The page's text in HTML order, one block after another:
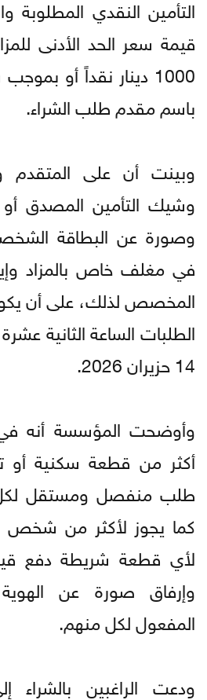
قيمة سعر الحد الأدنى
1000 دينار نقداً أو
باسم مقدم طلب الشراء.
وبينت أن على
وشيك التأمين المصدق
وصورة عن البطاقة
في مغلف خاص بالمزاد
المخصص لذلك، على أن
الطلبات الساعة الثانية
14 حزيران 2026.
وأوضحت المؤسسة أنه في
أكثر من قطعة سكنية أو
طلب منفصل ومستقل
كما يجوز لأكثر من شخص
لأي قطعة شريطة دفع
وإرفاق صورة عن
المفعول لكل منهم.
ودعت الراغبين بالشراء